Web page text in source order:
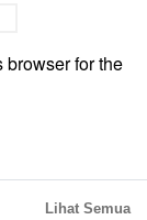
for the
Lihat Semua